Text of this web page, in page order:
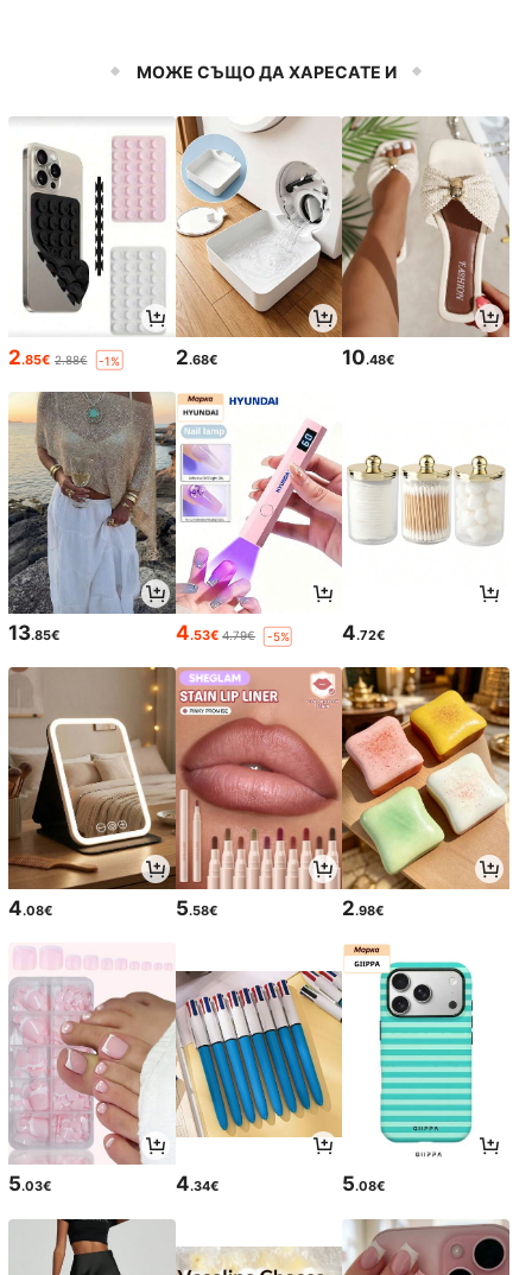
МОЖЕ СЪЩО ДА ХАРЕСАТЕ И
2.85€ 2.88€ -1% 2.68€ 10.48€
13.85€ 4.53€ 4.79€ -5% 4.72€
4.08€ 5.58€ 2.98€
5.03€ 4.34€ 5.08€